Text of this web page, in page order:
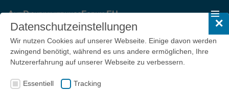
✕
Datenschutzeinstellungen
Wir nutzen Cookies auf unserer Webseite. Einige davon werden
zwingend benötigt, während es uns andere ermöglichen, Ihre
Nutzererfahrung auf unserer Webseite zu verbessern.
Essentiell Tracking